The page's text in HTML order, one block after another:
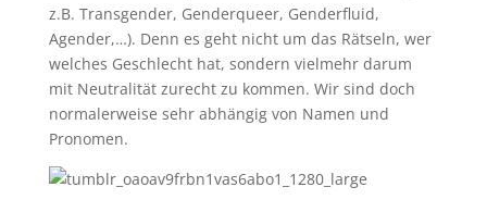
z.B. Transgender, Genderqueer, Genderfluid,
Agender,…). Denn es geht nicht um das Rätseln, wer
welches Geschlecht hat, sondern vielmehr darum
mit Neutralität zurecht zu kommen. Wir sind doch
normalerweise sehr abhängig von Namen und
Pronomen.